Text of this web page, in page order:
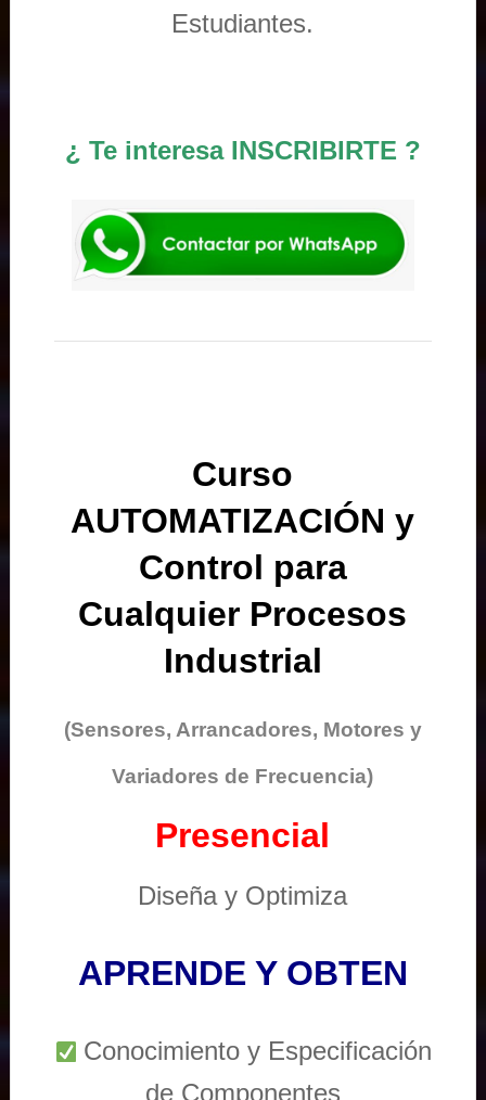
Estudiantes.
¿ Te interesa INSCRIBIRTE ?
Curso
AUTOMATIZACIÓN y
Control para
Cualquier Procesos
Industrial
(Sensores, Arrancadores, Motores y
Variadores de Frecuencia)
Presencial
Diseña y Optimiza
APRENDE Y OBTEN
Conocimiento y Especificación
de Componentes